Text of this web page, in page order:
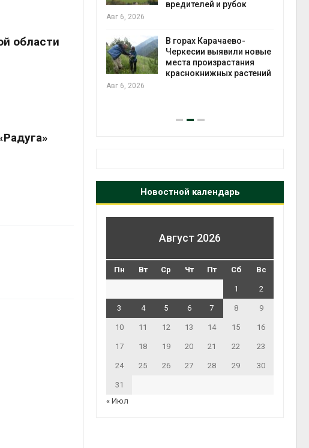
области
вредителей и рубок
Авг 6, 2026
В горах Карачаево-
Черкесии выявили новые
места произрастания
краснокнижных растений
Авг 6, 2026
Новостной календарь
Август 2026
Пн Вт Ср Чт Пт Сб Вс
1 2
3 4 5 6 7 8 9
10 11 12 13 14 15 16
17 18 19 20 21 22 23
24 25 26 27 28 29 30
31
« Июл